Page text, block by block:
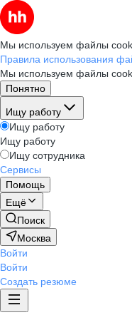
Мы используем файлы
Правила использования
Мы используем файлы
Понятно
Ищу работу
Ищу работу
Ищу работу
Ищу сотрудника
Сервисы
Помощь
Ещё
Поиск
Москва
Войти
Войти
Создать резюме